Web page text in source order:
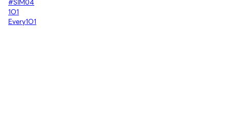
#SIM04
1O1
Every1O1